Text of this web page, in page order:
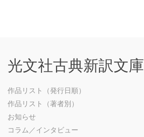
光文社古典新訳文庫
作品リスト（発行日順）
作品リスト（著者別）
お知らせ
コラム／インタビュー